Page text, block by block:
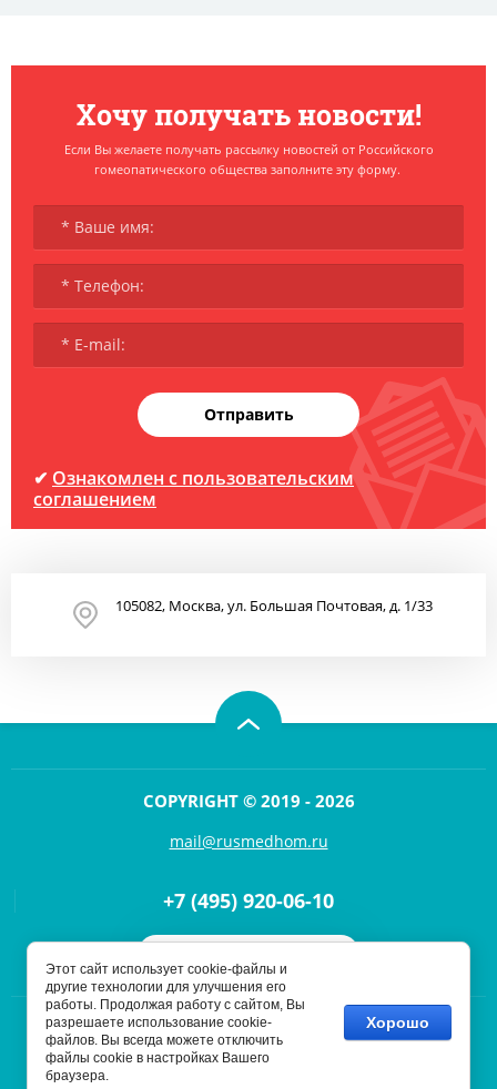
Хочу получать новости!
Если Вы желаете получать рассылку новостей от Российского
гомеопатического общества заполните эту форму.
Отправить
✔ Ознакомлен с пользовательским
соглашением
105082, Москва, ул. Большая Почтовая, д. 1/33
COPYRIGHT © 2019 - 2026
mail@rusmedhom.ru
+7 (495) 920-06-10
Создание,
Этот сайт использует cookie-файлы и
другие технологии для улучшения его
работы. Продолжая работу с сайтом, Вы
разрешаете использование cookie-
файлов. Вы всегда можете отключить
файлы cookie в настройках Вашего
браузера.
Хорошо